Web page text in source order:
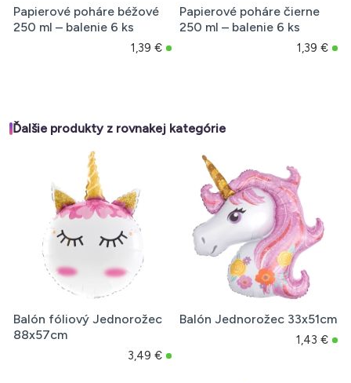
Papierové poháre béžové
250 ml – balenie 6 ks
1,39 €
Papierové poháre čierne
250 ml – balenie 6 ks
1,39 €
Ďalšie produkty z rovnakej kategórie
Balón fóliový Jednorožec
88x57cm
3,49 €
Balón Jednorožec 33x51cm
1,43 €